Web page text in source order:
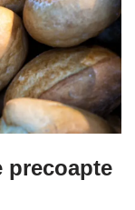
precoapte